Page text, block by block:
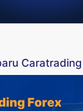
Caratrading